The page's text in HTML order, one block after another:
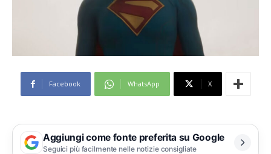
Facebook WhatsApp X
Aggiungi come fonte preferita su Google
Seguici più facilmente nelle notizie consigliate